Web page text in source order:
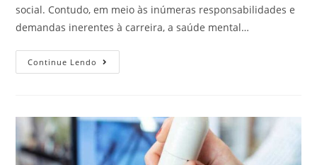
social. Contudo, em meio às inúmeras responsabilidades e
demandas inerentes à carreira, a saúde mental…
Continue Lendo